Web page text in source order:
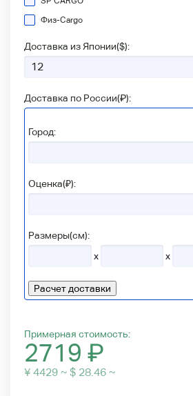
Физ-Сargo
Доставка из Японии($):
Доставка по России(₽):
Город:
Оценка(₽):
Размеры(см):
x
x
Расчет доставки
Примерная стоимость:
2719 ₽
¥ 4429 ~ $ 28.46 ~